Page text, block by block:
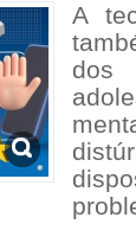
A
dos